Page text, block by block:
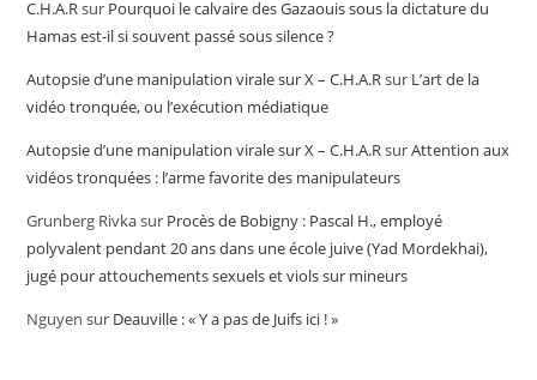
C.H.A.Rsur Pourquoi le calvaire des Gazaouis sous la dictature du
Hamas est-il si souvent passé sous silence ?
Autopsie d’une manipulation virale sur X – C.H.A.Rsur L’art de la
vidéo tronquée, ou l’exécution médiatique
Autopsie d’une manipulation virale sur X – C.H.A.RsurAttention aux
vidéos tronquées : l’arme favorite des manipulateurs
Grunberg Rivkasur Procès de Bobigny : Pascal H., employé
polyvalent pendant 20 ans dans une école juive (Yad Mordekhai),
jugé pour attouchements sexuels et viols sur mineurs
Nguyen sur Deauville : « Y a pas de Juifs ici ! »